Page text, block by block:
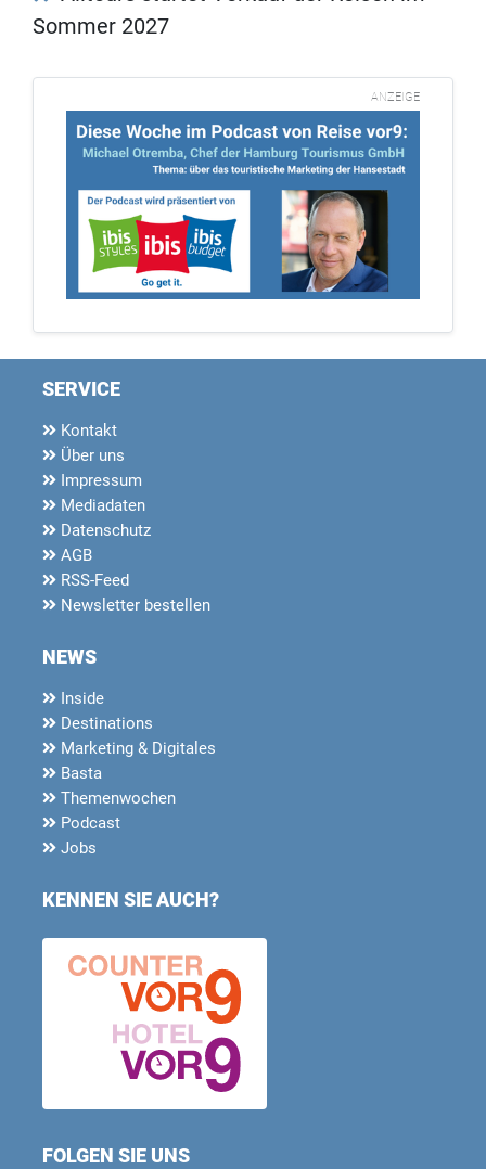
Sommer 2027
ANZEIGE
SERVICE
Kontakt
Über uns
Impressum
Mediadaten
Datenschutz
AGB
RSS-Feed
Newsletter bestellen
NEWS
Inside
Destinations
Marketing & Digitales
Basta
Themenwochen
Podcast
Jobs
KENNEN SIE AUCH?
FOLGEN SIE UNS